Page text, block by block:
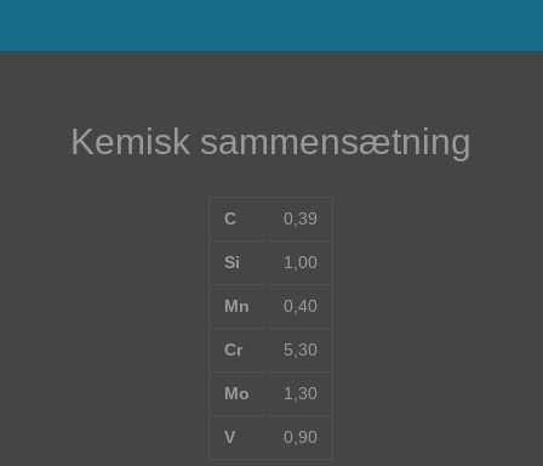
Kemisk sammensætning
C
Si
Mn
Cr
Mo
V
0,39
1,00
0,40
5,30
1,30
0,90